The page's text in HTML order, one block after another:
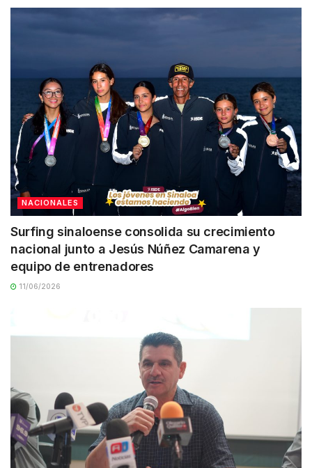
NACIONALES
Surfing sinaloense consolida su crecimiento
nacional junto a Jesús Núñez Camarena y
equipo de entrenadores
11/06/2026